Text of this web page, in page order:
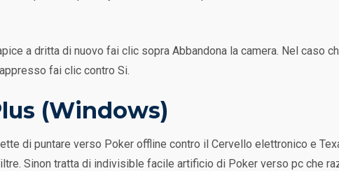
a dritta di nuovo fai clic sopra Abbandona la camera. Nel caso
fai clic contro Si.
(Windows)
di puntare verso Poker offline contro il Cervello elettronico e
Sinon tratta di indivisible facile artificio di Poker verso pc che